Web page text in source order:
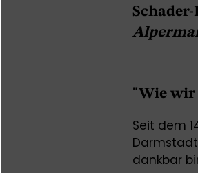
Schader-
"Wie wir
Seit dem
dankbar